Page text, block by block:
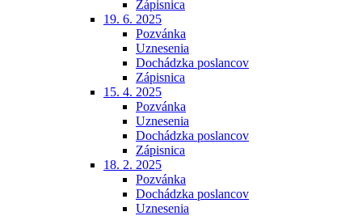
Zápisnica
19. 6. 2025
Pozvánka
Uznesenia
Dochádzka poslancov
Zápisnica
15. 4. 2025
Pozvánka
Uznesenia
Dochádzka poslancov
Zápisnica
18. 2. 2025
Pozvánka
Dochádzka poslancov
Uznesenia